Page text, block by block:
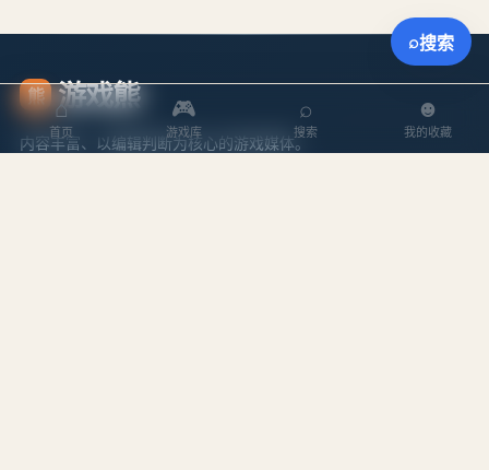
熊 游戏熊
内容丰富、以编辑判断为核心的游戏媒体。
⌂
首页
🎮
游戏库
⌕
搜索
☻
我的收藏
⌕搜索